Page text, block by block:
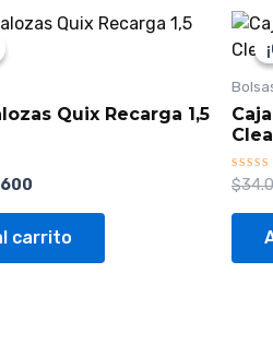
Quix Recarga 1,5
El
carrito
con
0
$